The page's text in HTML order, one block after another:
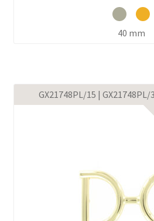
40 mm
GX21748PL/15 | GX21748PL/